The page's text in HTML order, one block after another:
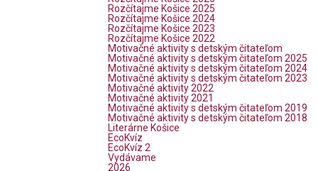
Rozčítajme Košice 2025
Rozčítajme Košice 2024
Rozčítajme Košice 2023
Rozčítajme Košice 2022
Motivačné aktivity s detským čitateľom
Motivačné aktivity s detským čitateľom 2025
Motivačné aktivity s detským čitateľom 2024
Motivačné aktivity s detským čitateľom 2023
Motivačné aktivity 2022
Motivačné aktivity 2021
Motivačné aktivity s detským čitateľom 2019
Motivačné aktivity s detským čitateľom 2018
Literárne Košice
EcoKvíz
EcoKvíz 2
Vydávame
2026